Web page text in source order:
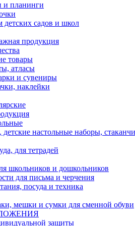
и планинги
садов и школ
продукция
товары
атласы
и сувениры
наклейки
настольные наборы,
для тетрадей
школьников и дошкольников
для письма и черчения
посуда и техника
мешки и сумки для сменной обуви
защиты